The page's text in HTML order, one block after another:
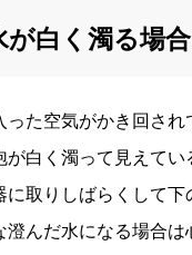
が白く濁る場合
った空気がかき回され
が白く濁って見えてい
に取りしばらくして下
んだ水になる場合は